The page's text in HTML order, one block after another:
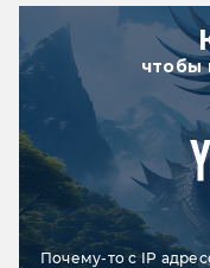
чтобы
Почему-то с IP